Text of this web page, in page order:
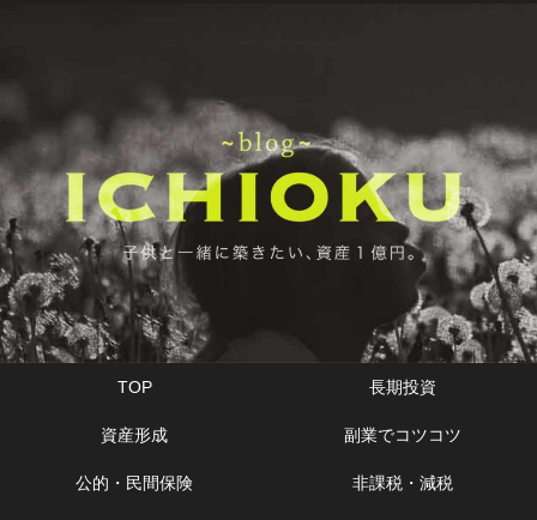
TOP 長期投資
資産形成 副業でコツコツ
公的・民間保険 非課税・減税